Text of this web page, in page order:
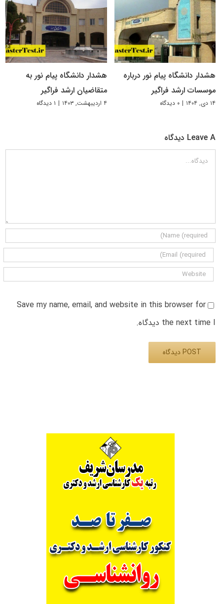
هشدار دانشگاه پیام نور درباره
موسسات ارشد فراگیر
۱۴ دی, ۱۴۰۴ | ۰ دیدگاه
هشدار دانشگاه پیام نور به
متقاضیان ارشد فراگیر
۴ اردیبهشت, ۱۴۰۳ | ۱ دیدگاه
Leave A دیدگاه
دیدگاه
Save my name, email, and website in this browser for
the next time I دیدگاه.